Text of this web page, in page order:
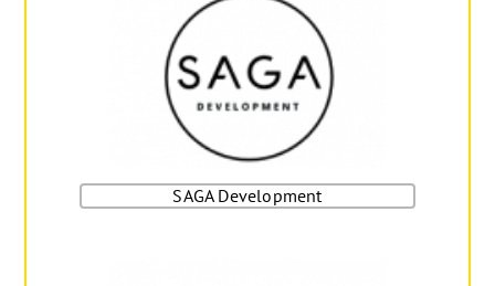
SAGA Development